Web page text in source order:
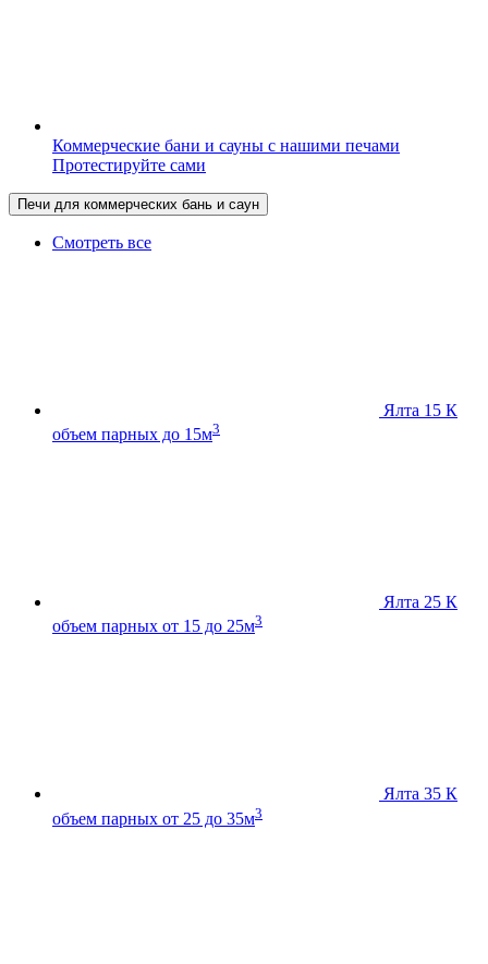
Коммерческие бани и сауны с нашими печами
Протестируйте сами
Печи для коммерческих бань и саун
Смотреть все
Ялта 15 К
объем парных до 15м3
Ялта 25 К
объем парных от 15 до 25м3
Ялта 35 К
объем парных от 25 до 35м3